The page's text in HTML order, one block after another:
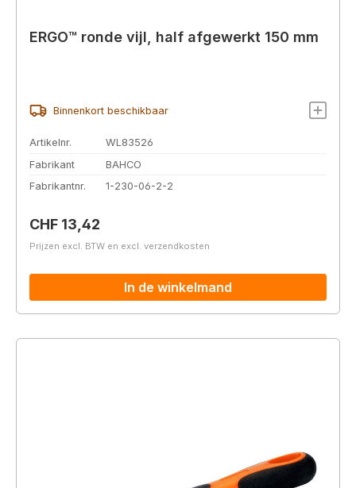
ERGO™ ronde vijl, half afgewerkt 150 mm
Binnenkort beschikbaar
Artikelnr.
WL83526
Fabrikant
BAHCO
Fabrikantnr.
1-230-06-2-2
Normale prijs:
CHF 13,42
Prijzen excl. BTW en excl. verzendkosten
In de winkelmand